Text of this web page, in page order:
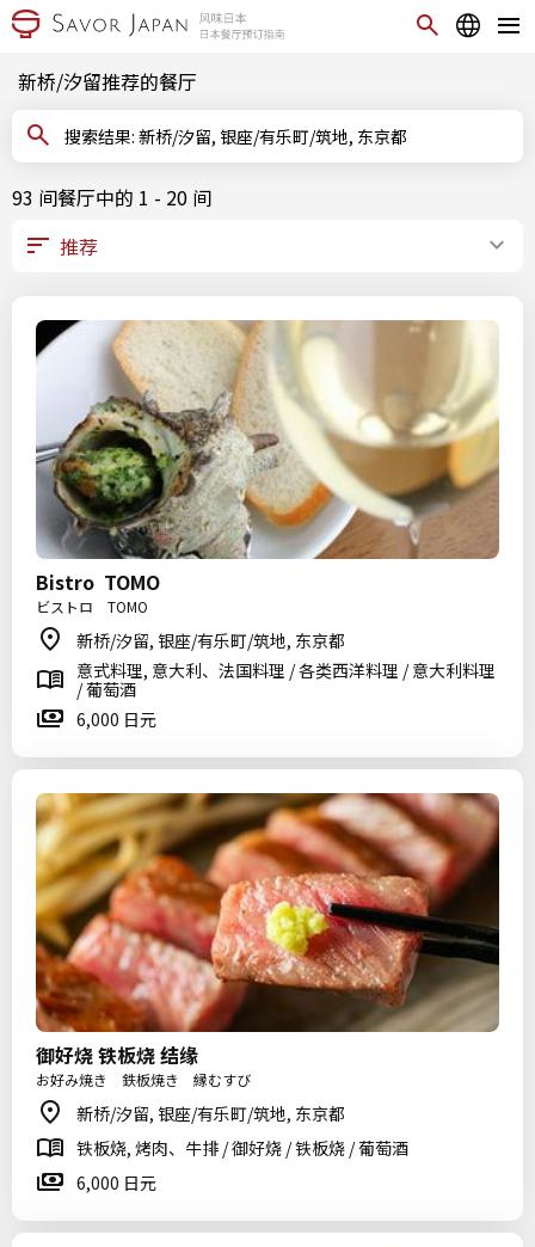
新桥/汐留推荐的餐厅
搜索结果: 新桥/汐留, 银座/有乐町/筑地, 东京都
93 间餐厅中的 1 - 20 间
Bistro TOMO
ビストロ TOMO
新桥/汐留, 银座/有乐町/筑地, 东京都
意式料理, 意大利、法国料理 / 各类西洋料理 / 意大利料理
/ 葡萄酒
6,000 日元
御好烧 铁板烧 结缘
お好み焼き 鉄板焼き 縁むすび
新桥/汐留, 银座/有乐町/筑地, 东京都
铁板烧, 烤肉、牛排 / 御好烧 / 铁板烧 / 葡萄酒
6,000 日元